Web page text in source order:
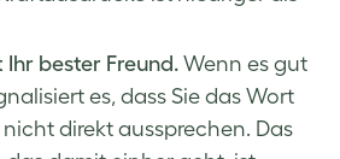
Ihr bester Freund. Wenn es gut
es, dass Sie das Wort
direkt aussprechen. Das